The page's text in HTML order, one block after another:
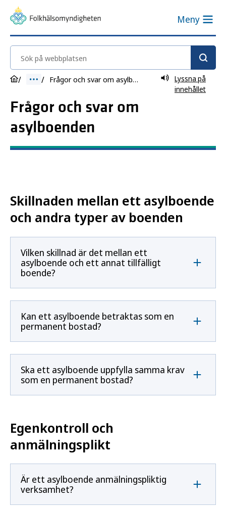
Meny
Sök på webbplatsen
Frågor och svar om asylboenden
Lyssna på
innehållet
Frågor och svar om
asylboenden
Skillnaden mellan ett asylboende
och andra typer av boenden
Vilken skillnad är det mellan ett
asylboende och ett annat tillfälligt
boende?
Kan ett asylboende betraktas som en
permanent bostad?
Ska ett asylboende uppfylla samma krav
som en permanent bostad?
Egenkontroll och
anmälningsplikt
Är ett asylboende anmälningspliktig
verksamhet?